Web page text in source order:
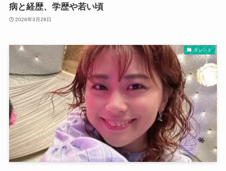
病と経歴、学歴や若い頃
2026年3月28日
タレント